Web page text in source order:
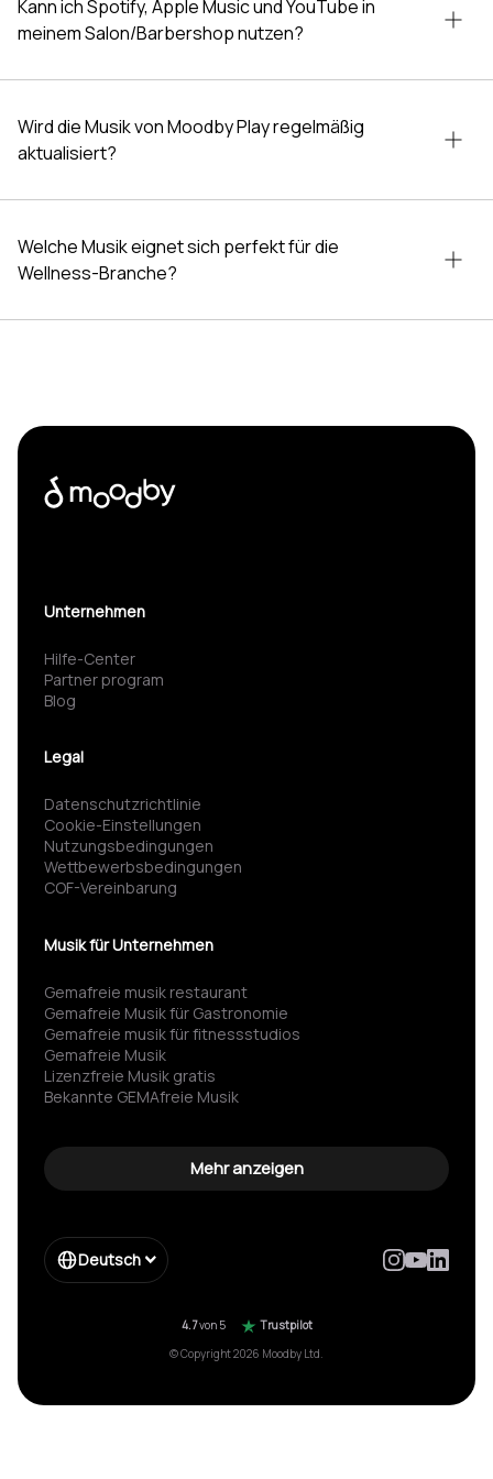
Salonumgebungen eignen, und erhalten Sie
Zugang zu tausenden lizenzierten Titeln.
Kann ich Spotify, Apple Music und YouTube in
meinem Salon/Barbershop nutzen?
Wird die Musik von Moodby Play regelmäßig
aktualisiert?
Welche Musik eignet sich perfekt für die
Wellness-Branche?
Unternehmen
Hilfe-Center
Partner program
Blog
Legal
Datenschutzrichtlinie
Cookie-Einstellungen
Nutzungsbedingungen
Wettbewerbsbedingungen
COF-Vereinbarung
Musik für Unternehmen
Gemafreie musik restaurant
Gemafreie Musik für Gastronomie
Gemafreie musik für fitness­studios
Gemafreie Musik
Lizenzfreie Musik gratis
Bekannte GEMAfreie Musik
Gemafreie wartemusik
Hintergrundmusik für werbung
Enterprise
Form Enterprise
Moebelkette gema einsparung
Mehr anzeigen
Deutsch
4.7von 5
Trustpilot
© Copyright 2026 Moodby Ltd.